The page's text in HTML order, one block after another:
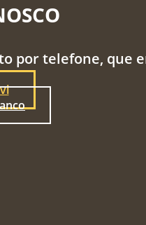
por telefone, que